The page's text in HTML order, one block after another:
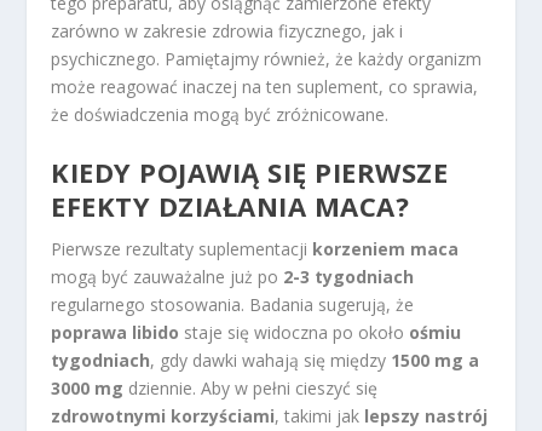
zarówno w zakresie zdrowia fizycznego, jak i
psychicznego. Pamiętajmy również, że każdy organizm
może reagować inaczej na ten suplement, co sprawia,
że doświadczenia mogą być zróżnicowane.
KIEDY POJAWIĄ SIĘ PIERWSZE
EFEKTY DZIAŁANIA MACA?
Pierwsze rezultaty suplementacji korzeniem maca
mogą być zauważalne już po 2-3 tygodniach
regularnego stosowania. Badania sugerują, że
poprawa libido staje się widoczna po około ośmiu
tygodniach, gdy dawki wahają się między 1500 mg a
3000 mg dziennie. Aby w pełni cieszyć się
zdrowotnymi korzyściami, takimi jak lepszy nastrój